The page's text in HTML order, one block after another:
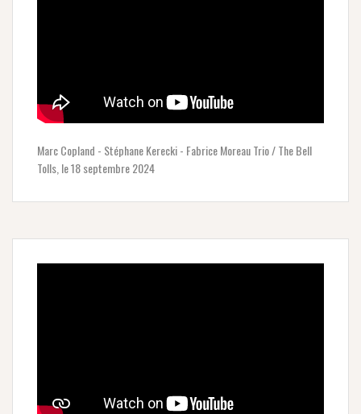
Marc Copland - Stéphane Kerecki - Fabrice Moreau Trio / The Bell
Tolls, le 18 septembre 2024